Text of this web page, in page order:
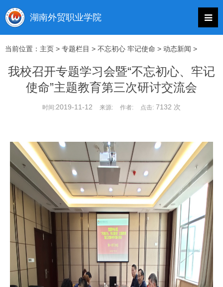
当前位置： 主页 > 专题栏目 > 不忘初心 牢记使命 > 动态新闻 >
我校召开专题学习会暨“不忘初心、牢记
使命”主题教育第三次研讨交流会
时间:2019-11-12 来源: 作者: 点击: 7132 次